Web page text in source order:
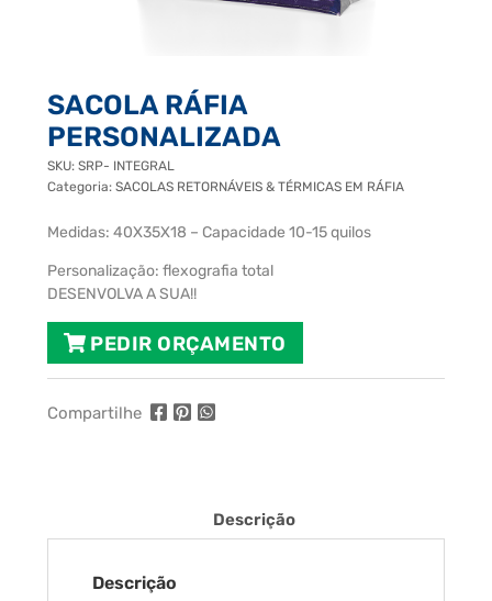
SACOLA RÁFIA
PERSONALIZADA
SKU: SRP- INTEGRAL
Categoria: SACOLAS RETORNÁVEIS & TÉRMICAS EM RÁFIA
Medidas: 40X35X18 – Capacidade 10-15 quilos
Personalização: flexografia total
DESENVOLVA A SUA!!
PEDIR ORÇAMENTO
Compartilhe
Descrição
Descrição